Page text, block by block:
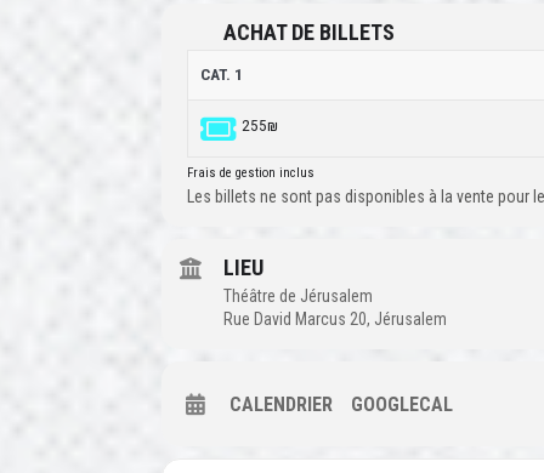
ACHAT DE BILLETS
CAT. 1
255₪
Frais de gestion inclus
Les billets ne sont pas disponibles à la vente pour
LIEU
Théâtre de Jérusalem
Rue David Marcus 20, Jérusalem
CALENDRIER GOOGLECAL